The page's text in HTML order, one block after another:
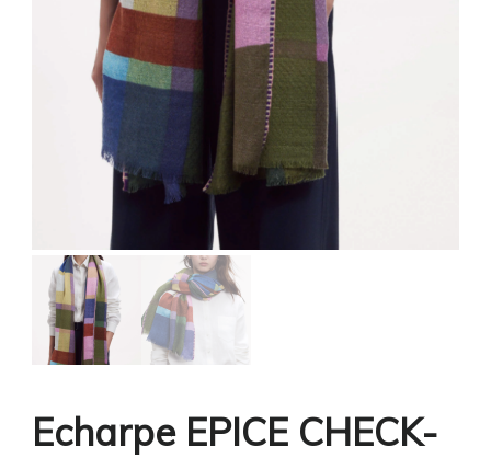
Echarpe EPICE CHECK-